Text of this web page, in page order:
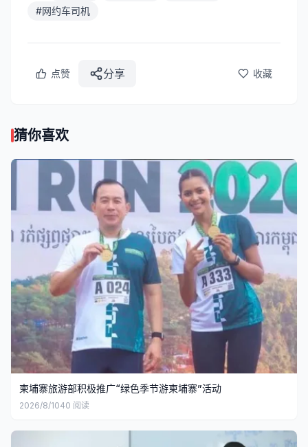
#网约车司机
点赞 分享 收藏
猜你喜欢
柬埔寨旅游部积极推广“绿色季节游柬埔寨”活动
2026/8/1040 阅读